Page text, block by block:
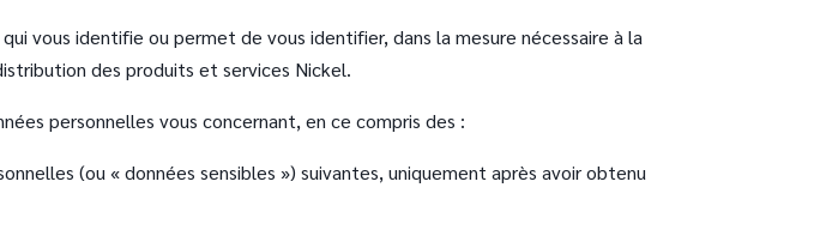
vous identifie ou permet de vous identifier, dans la mesure nécessaire à la
des produits et services Nickel.
personnelles vous concernant, en ce compris des :
(ou « données sensibles ») suivantes, uniquement après avoir obtenu